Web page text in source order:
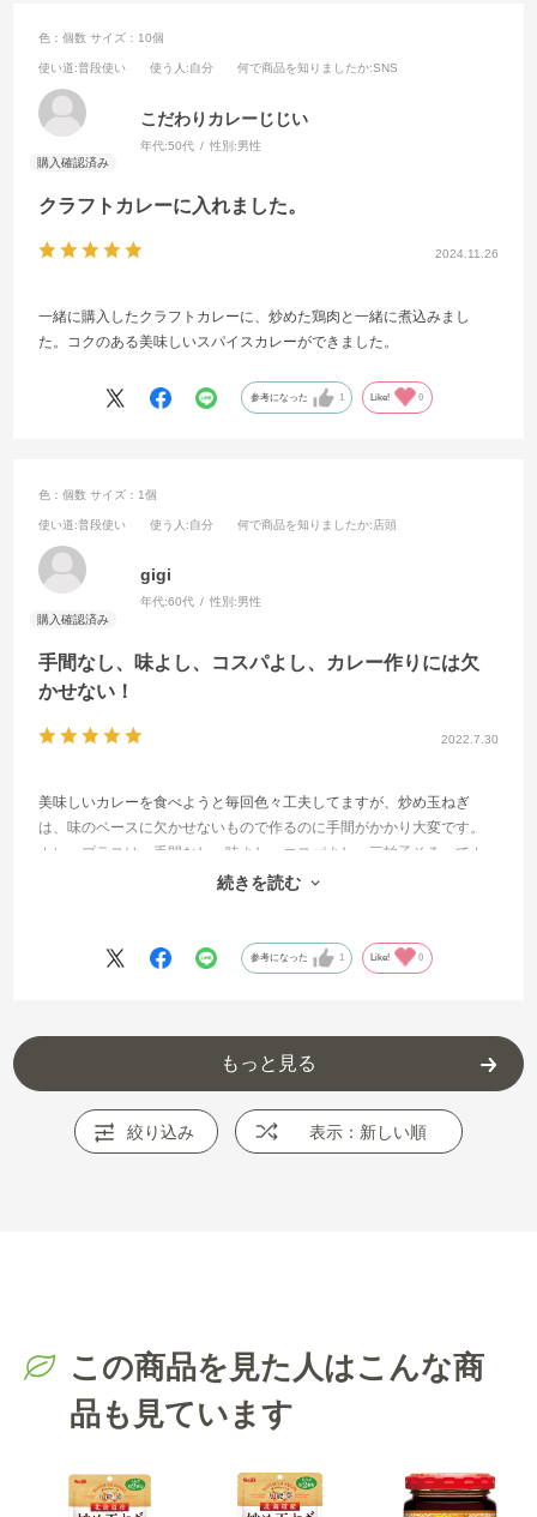
2024.11.26
クラフトカレーに入れました。
色：個数 サイズ：10個
使い道:普段使い 使う人 :自分 何で商品を知りましたか:SNS
こだわりカレーじじい
年代:50代 性別:男性
一緒に購入したクラフトカレーに、炒めた鶏肉と一緒に煮込みまし
た。コクのある美味しいスパイスカレーができました。
参考になった 1 Like! 0
2022.7.30
手間なし、味よし、コスパよし、カレー作りには欠
かせない！
色：個数 サイズ：1個
使い道:普段使い 使う人 :自分 何で商品を知りましたか:店頭
gigi
年代:60代 性別:男性
美味しいカレーを食べようと毎回色々工夫してますが、炒め玉ねぎ
は、味のベースに欠かせないもので作るのに手間がかかり大変です。
カレープラスは、手間なし、味よし、コスパよし、三拍子そろってカ
レー作りには欠かせなくなり、リピートしてます。時間がない時や疲
続きを読む
参考になった 1 Like! 0
もっと見る
絞り込み 表示：新しい順
この商品を見た人はこんな商
品も見ています